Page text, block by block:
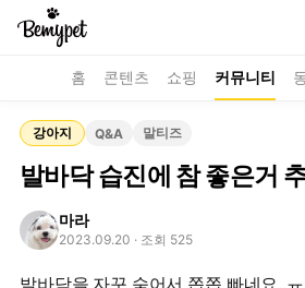
홈 콘텐츠 쇼핑 커뮤니티
강아지 Q&A 말티즈
발바닥 습진에 참 좋은거
마라
2023.09.20 · 조회 525